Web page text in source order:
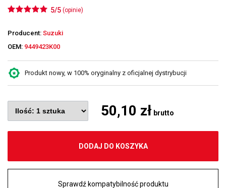
5/5 (opinie)
Producent: Suzuki
OEM: 9449423K00
Produkt nowy, w 100% oryginalny z oficjalnej dystrybucji
50,10 zł brutto
DODAJ DO KOSZYKA
Sprawdź kompatybilność produktu